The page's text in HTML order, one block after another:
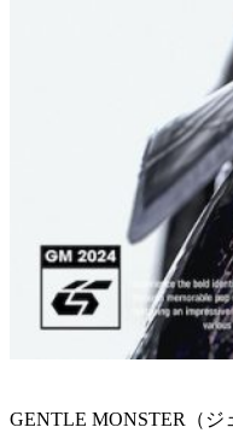
GENTLE MONSTER（